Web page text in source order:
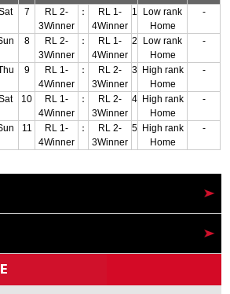
7
RL 2-
3Winner
：
RL 1-
4Winner
1
Low rank
Home
-
8
RL 2-
3Winner
：
RL 1-
4Winner
2
Low rank
Home
-
9
RL 1-
4Winner
：
RL 2-
3Winner
3 High rank
Home
-
10
RL 1-
4Winner
：
RL 2-
3Winner
4 High rank
Home
-
11
RL 1-
4Winner
：
RL 2-
3Winner
5 High rank
Home
-